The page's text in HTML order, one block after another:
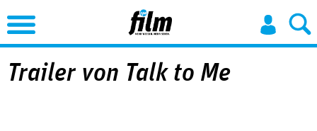
Jump to Navigation
Trailer von Talk to Me